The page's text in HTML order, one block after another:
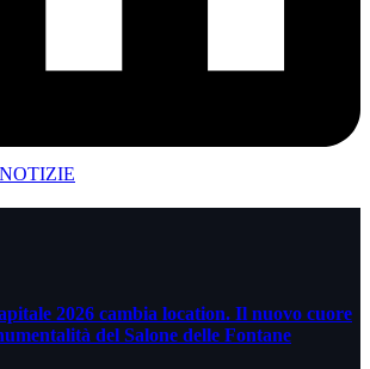
2026 cambia location. Il nuovo cuore
del Salone delle Fontane